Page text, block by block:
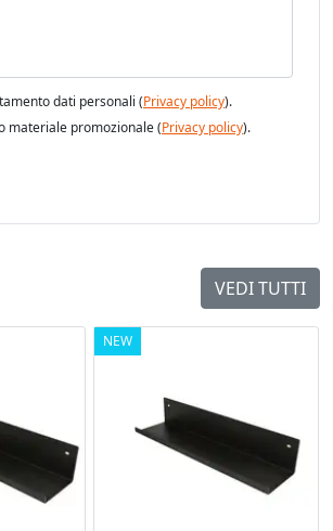
dati personali (Privacy policy).
materiale promozionale (Privacy policy).
VEDI TUTTI
NEW